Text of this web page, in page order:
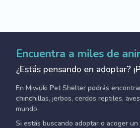
Encuentra a miles de
¿Estás pensando en adoptar?
En Miwuki Pet Shelter podrás
chinchillas, jerbos, cerdos reptiles,
mundo.
Si estás buscando adoptar o acoger